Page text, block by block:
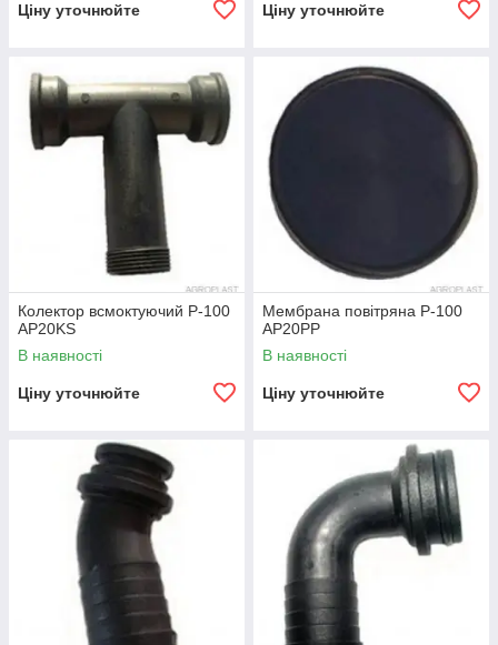
Ціну уточнюйте Ціну уточнюйте
Колектор всмоктуючий P-100
AP20KS
В наявності
Ціну уточнюйте
Мембрана повітряна P-100
AP20PP
В наявності
Ціну уточнюйте